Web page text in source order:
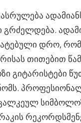
გრძელდება.
დრო,
თითებით
გიტარისტები